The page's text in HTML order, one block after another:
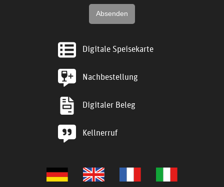
Digitale Speisekarte
Nachbestellung
Digitaler Beleg
Kellnerruf